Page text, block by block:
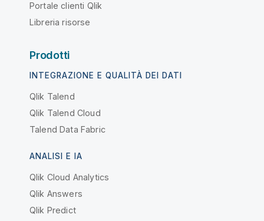
Portale clienti Qlik
Libreria risorse
Prodotti
INTEGRAZIONE E QUALITÀ DEI DATI
Qlik Talend
Qlik Talend Cloud
Talend Data Fabric
ANALISI E IA
Qlik Cloud Analytics
Qlik Answers
Qlik Predict